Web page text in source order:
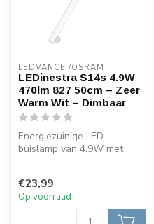
LEDVANCE /OSRAM
LEDinestra S14s 4.9W
470lm 827 50cm – Zeer
Warm Wit – Dimbaar
Energiezuinige LED-
buislamp van 4.9W met
€23,99
Op voorraad